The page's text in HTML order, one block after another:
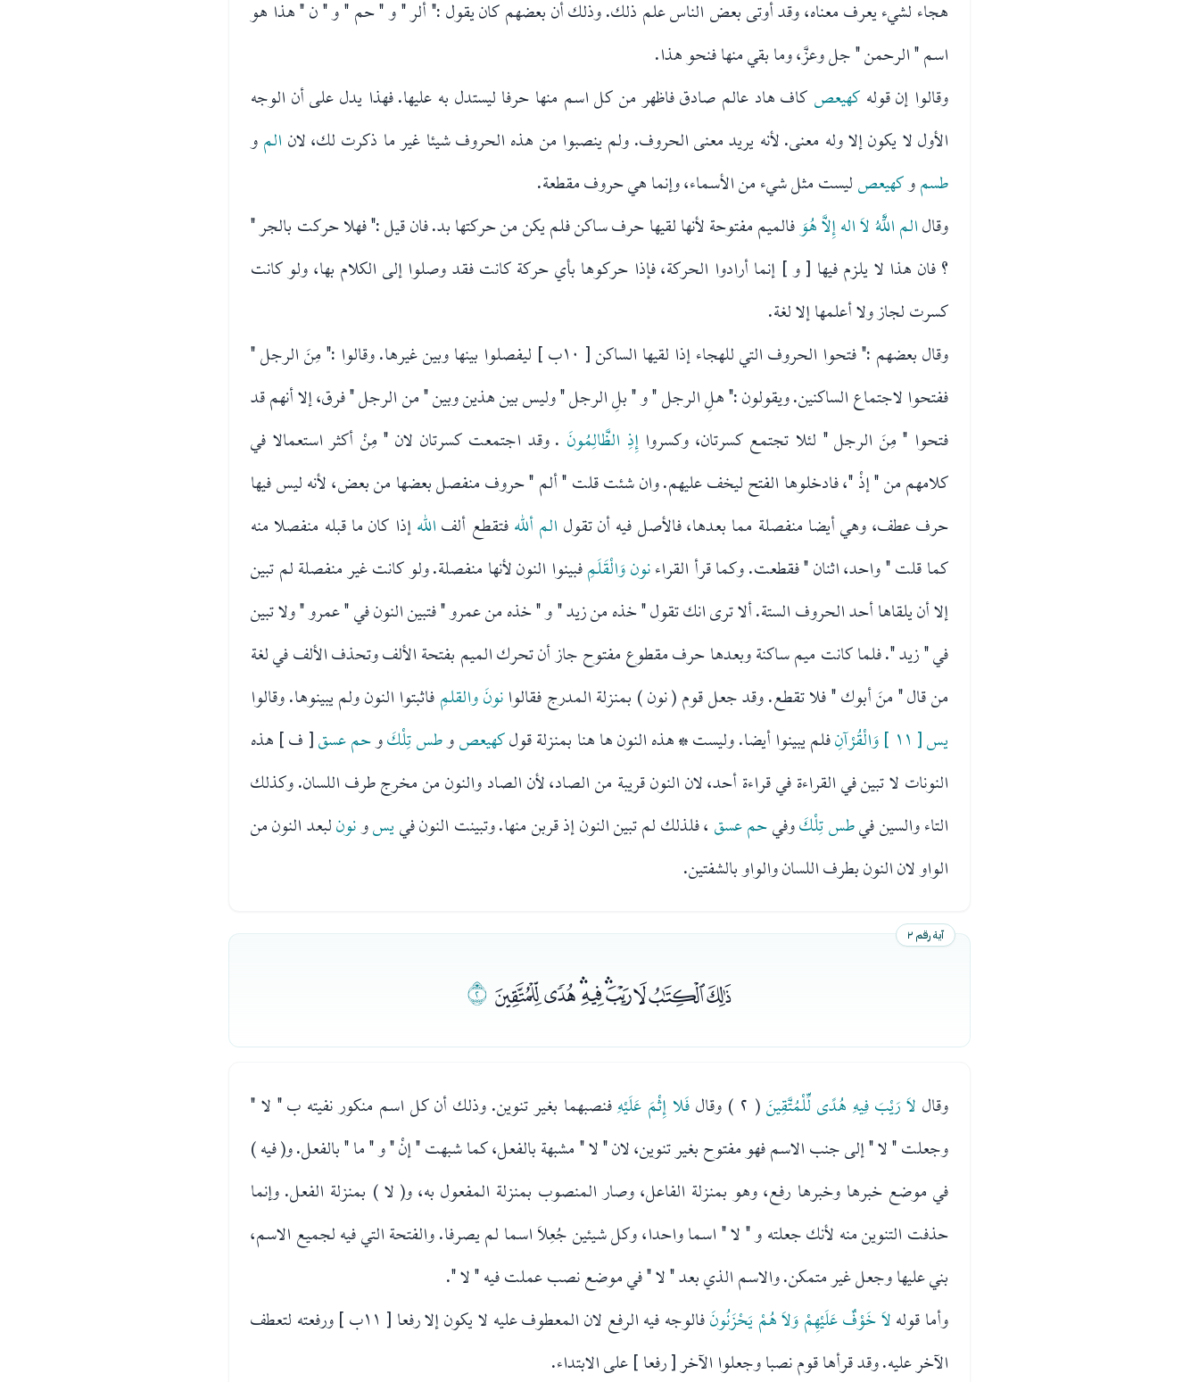
هجاء لشيء يعرف معناه، وقد أوتى بعض الناس علم ذلك. وذلك أن بعضهم كان يقول :" ألر " و " حم " و " ن " هذا هو
اسم " الرحمن " جل وعزَّ، وما بقي منها فنحو هذا.
وقالوا إن قوله كهيعص كاف هاد عالم صادق فاظهر من كل اسم منها حرفا ليستدل به عليها. فهذا يدل على أن الوجه
الأول لا يكون إلا وله معنى. لأنه يريد معنى الحروف. ولم ينصبوا من هذه الحروف شيئا غير ما ذكرت لك، لان المو
طسموكهيعصليست مثل شيء من الأسماء، وإنما هي حروف مقطعة.
وقالالماللَّهُ لاَ اله إِلاَّ هُوَ فالميم مفتوحة لأنها لقيها حرف ساكن فلم يكن من حركتها بد. فان قيل :" فهلا حركت بالجر "
؟ فان هذا لا يلزم فيها [ و ] إنما أرادوا الحركة، فإذا حركوها بأي حركة كانت فقد وصلوا إلى الكلام بها، ولو كانت
كسرت لجاز ولا أعلمها إلا لغة.
وقال بعضهم :" فتحوا الحروف التي للهجاء إذا لقيها الساكن [ ١٠ب ] ليفصلوا بينها وبين غيرها. وقالوا :" مِنَ الرجل "
ففتحوا لاجتماع الساكنين. ويقولون :" هلِ الرجل " و " بلِ الرجل " وليس بين هذين وبين " من الرجل " فرق، إلا أنهم قد
فتحوا " مِنَ الرجل " لئلا تجتمع كسرتان، وكسرواإِذِ الظَّالِمُونَ . وقد اجتمعت كسرتان لان " مِنْ أكثر استعمالا في
كلامهم من " إذْ "، فادخلوها الفتح ليخف عليهم. وان شئت قلت " ألم " حروف منفصل بعضها من بعض، لأنه ليس فيها
حرف عطف، وهي أيضا منفصلة مما بعدها، فالأصل فيه أن تقول الم أللهفتقطع ألفاللهإذا كان ما قبله منفصلا منه
كما قلت " واحد، اثنان " فقطعت. وكما قرأ القراءنون وَالْقَلَمِفبينوا النون لأنها منفصلة. ولو كانت غير منفصلة لم تبين
إلا أن يلقاها أحد الحروف الستة. ألا ترى انك تقول " خذه من زيد " و " خذه من عمرو " فتبين النون في " عمرو " ولا تبين
في " زيد ". فلما كانت ميم ساكنة وبعدها حرف مقطوع مفتوح جاز أن تحرك الميم بفتحة الألف وتحذف الألف في لغة
من قال " منَ أبوك " فلا تقطع. وقد جعل قوم ( نون ) بمنزلة المدرج فقالوانونَ والقلمِفاثبتوا النون ولم يبينوها. وقالوا
يس [ ١١ ] وَالْقُرْآنِ
فلم يبينوا أيضا. وليست * هذه النون ها هنا بمنزلة قولكهيعصوطس تِلْكَوحم عسق[ ف ] هذه
النونات لا تبين في القراءة في قراءة أحد، لان النون قريبة من الصاد، لأن الصاد والنون من مخرج طرف اللسان. وكذلك
التاء والسين فيطس تِلْكَوفيحم عسق ، فلذلك لم تبين النون إذ قربن منها. وتبينت النون فييسونونلبعد النون من
الواو لان النون بطرف اللسان والواو بالشفتين.
آية رقم ٢
ﭓﭔﭕﭖﭗﭘﭙﭚﭛﭜ
وقال لاَ رَيْبَ فِيهِ هُدًى لِّلْمُتَّقِينَ( ٢ ) وقال فَلا إِثْمَ عَلَيْهِفنصبهما بغير تنوين. وذلك أن كل اسم منكور نفيته ب " لا "
وجعلت " لا " إلى جنب الاسم فهو مفتوح بغير تنوين، لان " لا " مشبهة بالفعل، كما شبهت " إنْ " و " ما " بالفعل. و( فيه )
في موضع خبرها وخبرها رفع، وهو بمنزلة الفاعل، وصار المنصوب بمنزلة المفعول به، و( لا ) بمنزلة الفعل. وإنما
حذفت التنوين منه لأنك جعلته و " لا " اسما واحدا، وكل شيئين جُعِلاَ اسما لم يصرفا. والفتحة التي فيه لجميع الاسم،
بني عليها وجعل غير متمكن. والاسم الذي بعد " لا " في موضع نصب عملت فيه " لا ".
وأما قولهلاَ خَوْفٌ عَلَيْهِمْ وَلاَ هُمْ يَحْزَنُونَ
فالوجه فيه الرفع لان المعطوف عليه لا يكون إلا رفعا [ ١١ب ] ورفعته لتعطف
الآخر عليه. وقد قرأها قوم نصبا وجعلوا الآخر [ رفعا ] على الابتداء.